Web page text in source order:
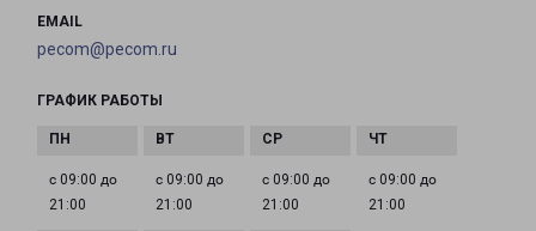
EMAIL
pecom@pecom.ru
ГРАФИК РАБОТЫ
с 09:00 до
21:00
с 09:00 до
21:00
с 09:00 до
21:00
с 09:00 до
21:00